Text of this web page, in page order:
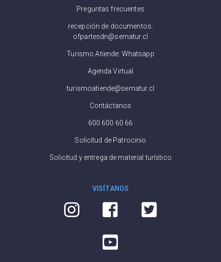
Preguntas frecuentes
recepción de documentos:
ofpartesdn@sernatur.cl
Turismo Atiende: Whatsapp
Agenda Virtual
turismoatiende@sernatur.cl
Contáctanos
600 600 60 66
Solicitud de Patrocinio
Solicitud y entrega de material turístico
VISÍTANOS